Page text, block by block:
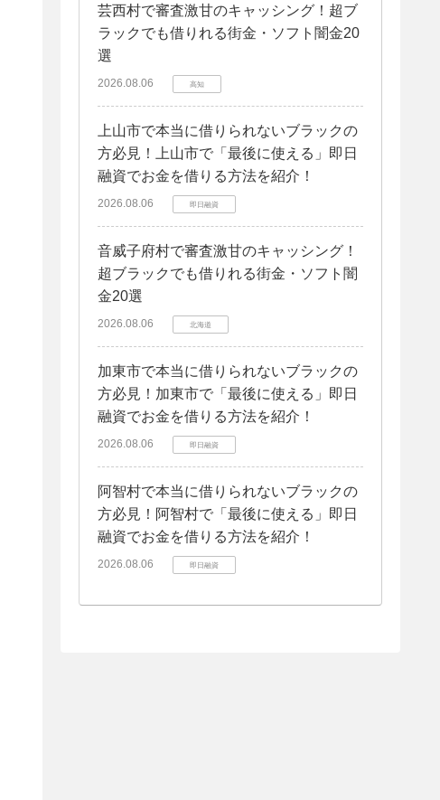
芸西村で審査激甘のキャッシング！超ブ
ラックでも借りれる街金・ソフト闇金20
選
2026.08.06 高知
上山市で本当に借りられないブラックの
方必見！上山市で「最後に使える」即日
融資でお金を借りる方法を紹介！
2026.08.06 即日融資
音威子府村で審査激甘のキャッシング！
超ブラックでも借りれる街金・ソフト闇
金20選
2026.08.06 北海道
加東市で本当に借りられないブラックの
方必見！加東市で「最後に使える」即日
融資でお金を借りる方法を紹介！
2026.08.06 即日融資
阿智村で本当に借りられないブラックの
方必見！阿智村で「最後に使える」即日
融資でお金を借りる方法を紹介！
2026.08.06 即日融資